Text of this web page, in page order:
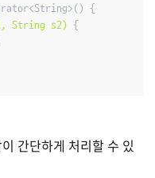
{
String s2)
{
간단하게 처리할 수 있